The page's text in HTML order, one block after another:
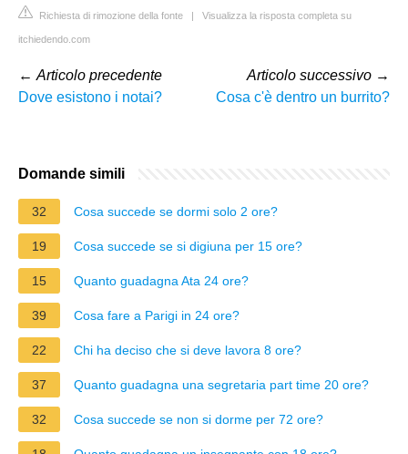
Richiesta di rimozione della fonte | Visualizza la risposta completa su
itchiedendo.com
← Articolo precedente
Dove esistono i notai?
Articolo successivo →
Cosa c'è dentro un burrito?
Domande simili
32 Cosa succede se dormi solo 2 ore?
19 Cosa succede se si digiuna per 15 ore?
15 Quanto guadagna Ata 24 ore?
39 Cosa fare a Parigi in 24 ore?
22 Chi ha deciso che si deve lavora 8 ore?
37 Quanto guadagna una segretaria part time 20 ore?
32 Cosa succede se non si dorme per 72 ore?